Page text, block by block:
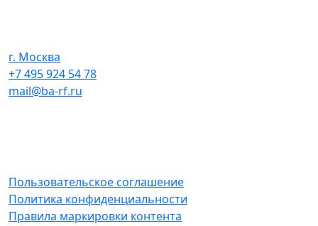
г. Москва
+7 495 924 54 78
mail@ba-rf.ru
Пользовательское соглашение
Политика конфиденциальности
Правила маркировки контента